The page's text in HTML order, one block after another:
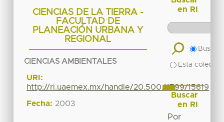
CIENCIAS DE LA TIERRA -
FACULTAD DE
PLANEACIÓN URBANA Y
REGIONAL
CIENCIAS AMBIENTALES
URI:
http://ri.uaemex.mx/handle/20.500.11799/15619
Fecha: 2003
en RI
Buscar
Esta
Buscar
en RI
Por